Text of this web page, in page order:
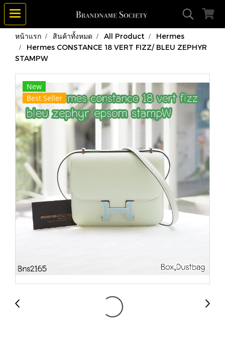
หน้าแรก สินค้าทั้งหมด All Product
Hermes
Hermes CONSTANCE 18 VERT FIZZ/ BLEU ZEPHYR
STAMPW
New
Best Seller